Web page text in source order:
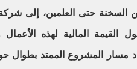
السخنة حتى العلمين، إلى
القيمة المالية لهذه الأعمال